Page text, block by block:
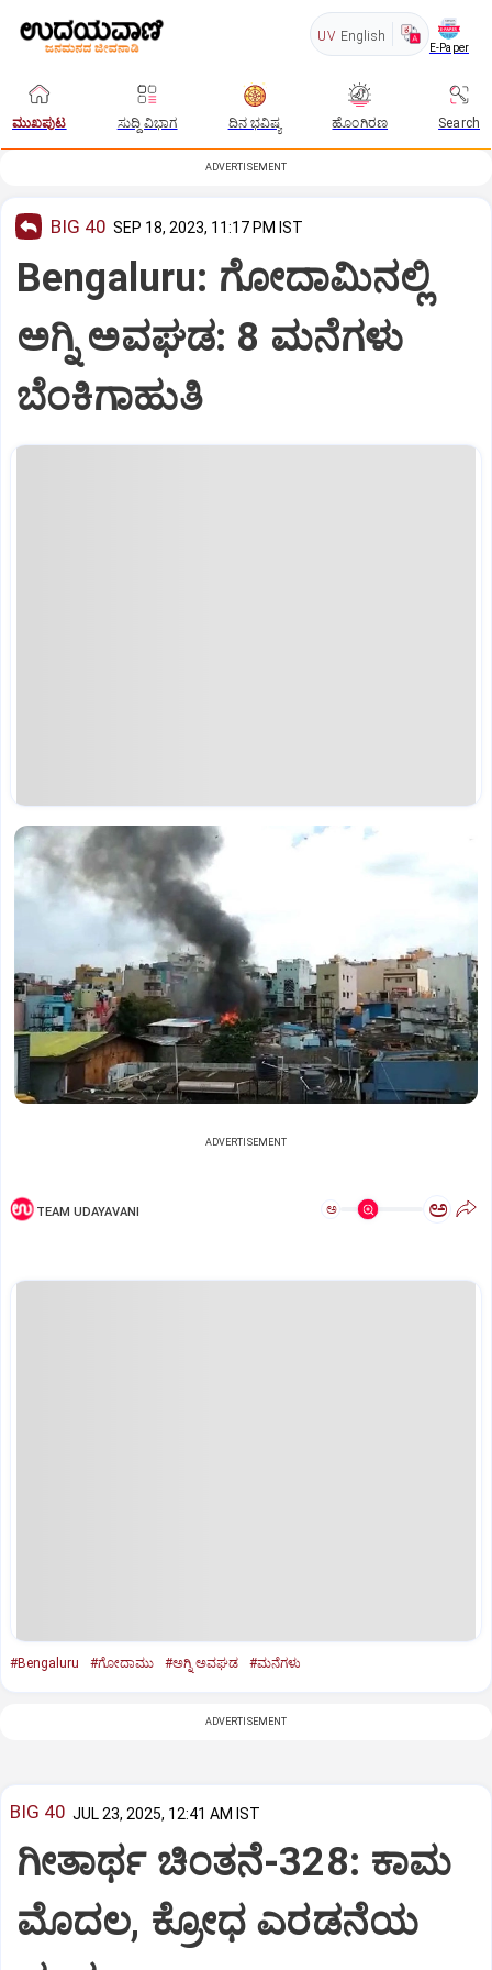
UV English
E-Paper
ಮುಖಪುಟ ಸುದ್ದಿ ವಿಭಾಗ ದಿನ ಭವಿಷ್ಯ ಹೊಂಗಿರಣ Search
ADVERTISEMENT
BIG 40 SEP 18, 2023, 11:17 PM IST
Bengaluru: ಗೋದಾಮಿನಲ್ಲಿ
ಅಗ್ನಿ ಅವಘಡ: 8 ಮನೆಗಳು
ಬೆಂಕಿಗಾಹುತಿ
ADVERTISEMENT
TEAM UDAYAVANI ಅ ಅ
#Bengaluru #ಗೋದಾಮು #ಅಗ್ನಿ ಅವಘಡ #ಮನೆಗಳು
ADVERTISEMENT
BIG 40 JUL 23, 2025, 12:41 AM IST
ಗೀತಾರ್ಥ ಚಿಂತನೆ-328: ಕಾಮ
ಮೊದಲ, ಕ್ರೋಧ ಎರಡನೆಯ